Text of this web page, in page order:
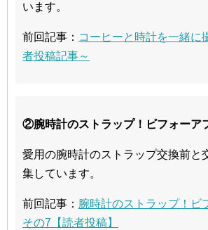
います。
前回記事： コーヒーと時計を一緒に
者投稿記事～
②腕時計のストラップ！ビフォーア
愛用の腕時計のストラップ交換前と
集しています。
前回記事： 腕時計のストラップ！ビ
その7【読者投稿】